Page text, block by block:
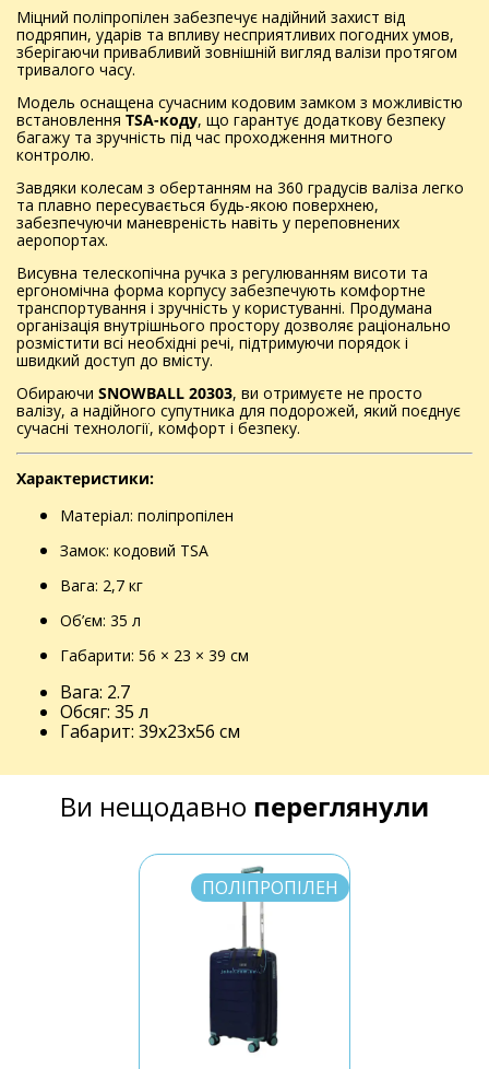
Міцний поліпропілен забезпечує надійний захист від
подряпин, ударів та впливу несприятливих погодних умов,
зберігаючи привабливий зовнішній вигляд валізи протягом
тривалого часу.
Модель оснащена сучасним кодовим замком з можливістю
встановлення TSA-коду, що гарантує додаткову безпеку
багажу та зручність під час проходження митного
контролю.
Завдяки колесам з обертанням на 360 градусів валіза легко
та плавно пересувається будь-якою поверхнею,
забезпечуючи маневреність навіть у переповнених
аеропортах.
Висувна телескопічна ручка з регулюванням висоти та
ергономічна форма корпусу забезпечують комфортне
транспортування і зручність у користуванні. Продумана
організація внутрішнього простору дозволяє раціонально
розмістити всі необхідні речі, підтримуючи порядок і
швидкий доступ до вмісту.
Обираючи SNOWBALL 20303, ви отримуєте не просто
валізу, а надійного супутника для подорожей, який поєднує
сучасні технології, комфорт і безпеку.
Характеристики:
Матеріал: поліпропілен
Замок: кодовий TSA
Вага: 2,7 кг
Об’єм: 35 л
Габарити: 56 × 23 × 39 см
Вага: 2.7
Обсяг: 35 л
Габарит: 39x23x56 см
Ви нещодавно переглянули
ПОЛІПРОПІЛЕН